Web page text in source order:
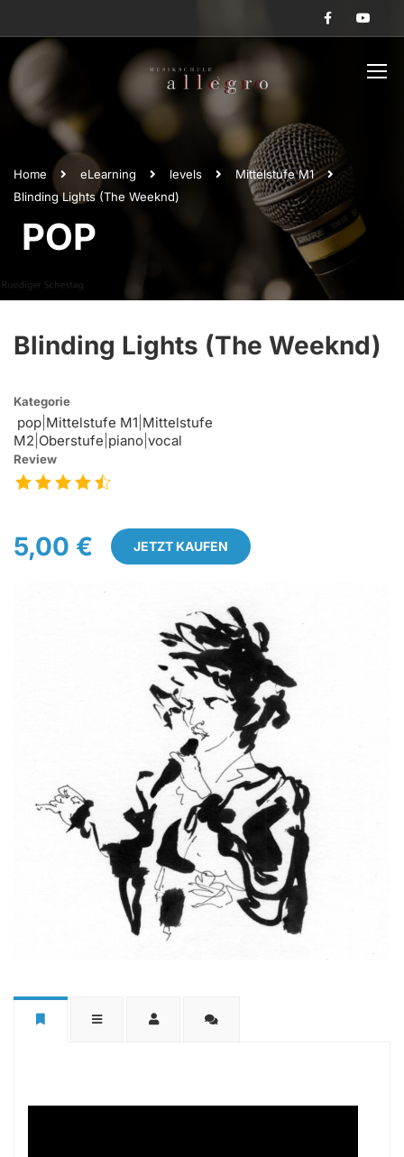
Home eLearning levels
Mittelstufe M1
Blinding Lights (The Weeknd)
POP
Blinding Lights (The Weeknd)
Kategorie
pop Mittelstufe M1 Mittelstufe
M2 Oberstufe piano vocal
Review
5,00 € JETZT KAUFEN